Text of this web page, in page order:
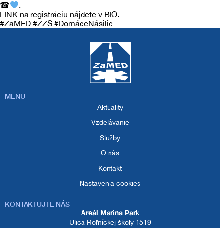
Kariéra
Autonómna mobilná stanica záchrannej
zdravotnej služby ZaMED – AMOS
Zavedenie systému rendez-vous v
OZ ZaMED KN
Záchranná zdravotná služba
Kontakt
☎
.
LINK na registráciu nájdete v BIO.
#ZaMED #ZZS #DomáceNásilie
MENU
Aktuality
Vzdelávanie
Služby
O nás
Kontakt
Nastavenia cookies
KONTAKTUJTE NÁS
Areál Marina Park
Ulica Roľníckej školy 1519